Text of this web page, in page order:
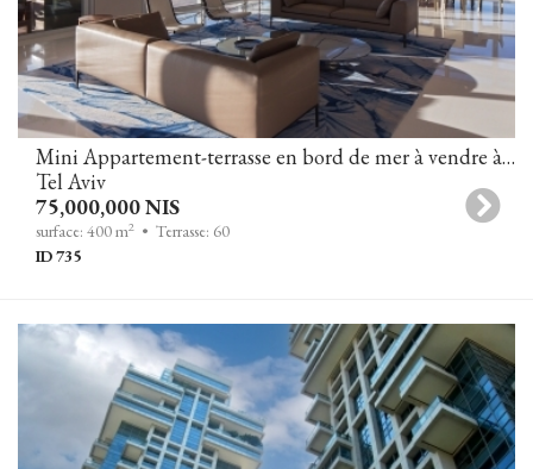
Mini Appartement-terrasse en bord de mer à vendre à Tel-Aviv
Tel Aviv
75,000,000 NIS
surface: 400 m2 • Terrasse: 60
ID 735